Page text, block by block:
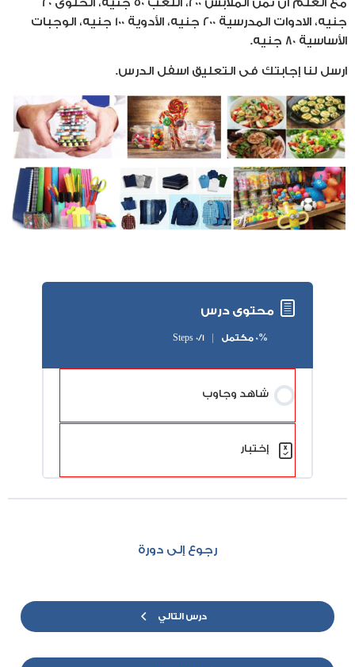
مع العلم أن تمن الملابس 200، اللعب 50 جنيه، الحلوى 20
جنيه، الادوات المدرسية 200 جنيه، الأدوية 100 جنيه، الوجبات
الأساسية 80 جنيه.
ارسل لنا إجابتك فى التعليق اسفل الدرس.
محتوى درس
0% مكتمل 0/1 Steps
شاهد وجاوب
إختبار
رجوع إلى دورة
درس التالي